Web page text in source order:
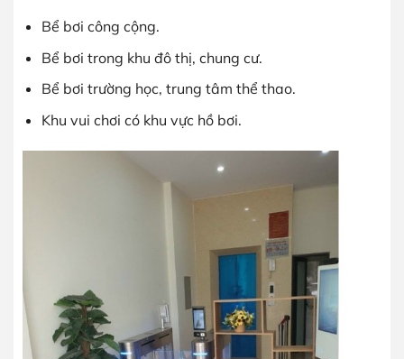
Bể bơi công cộng.
Bể bơi trong khu đô thị, chung cư.
Bể bơi trường học, trung tâm thể thao.
Khu vui chơi có khu vực hồ bơi.